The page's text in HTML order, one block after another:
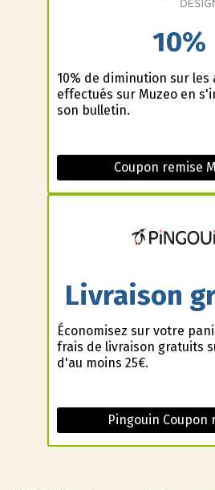
10%
10% de diminution sur les
effectués sur Muzeo en
son bulletin.
Coupon remise
Livraison
Économisez sur votre
frais de livraison gratuits
d'au moins 25€.
Pingouin Coupon